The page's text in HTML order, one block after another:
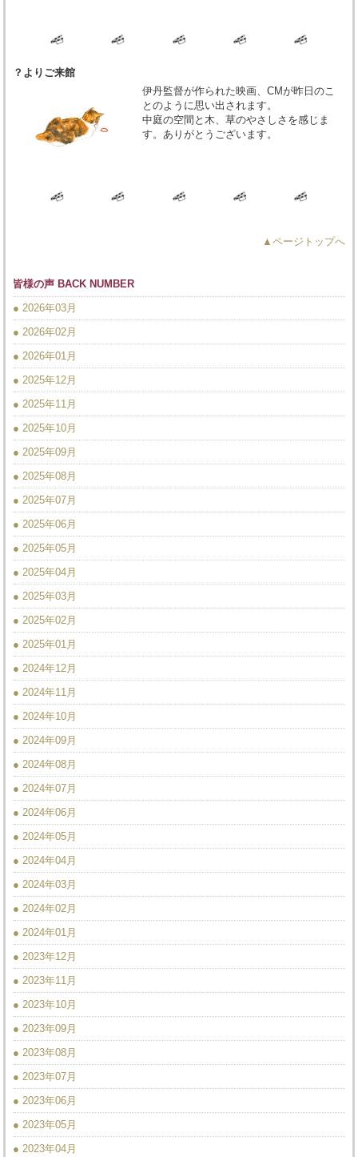
？よりご来館
伊丹監督が作られた映画、CMが昨日のこ
とのように思い出されます。
中庭の空間と木、草のやさしさを感じま
す。ありがとうございます。
▲ページトップへ
皆様の声 BACK NUMBER
● 2026年03月
● 2026年02月
● 2026年01月
● 2025年12月
● 2025年11月
● 2025年10月
● 2025年09月
● 2025年08月
● 2025年07月
● 2025年06月
● 2025年05月
● 2025年04月
● 2025年03月
● 2025年02月
● 2025年01月
● 2024年12月
● 2024年11月
● 2024年10月
● 2024年09月
● 2024年08月
● 2024年07月
● 2024年06月
● 2024年05月
● 2024年04月
● 2024年03月
● 2024年02月
● 2024年01月
● 2023年12月
● 2023年11月
● 2023年10月
● 2023年09月
● 2023年08月
● 2023年07月
● 2023年06月
● 2023年05月
● 2023年04月